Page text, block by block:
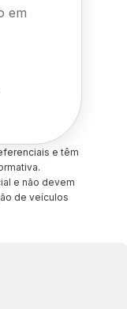
em
e têm
e não devem
de veículos